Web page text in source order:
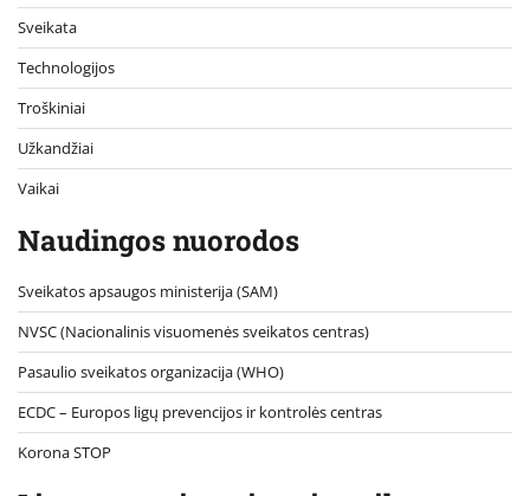
Sveikata
Technologijos
Troškiniai
Užkandžiai
Vaikai
Naudingos nuorodos
Sveikatos apsaugos ministerija (SAM)
NVSC (Nacionalinis visuomenės sveikatos centras)
Pasaulio sveikatos organizacija (WHO)
ECDC – Europos ligų prevencijos ir kontrolės centras
Korona STOP